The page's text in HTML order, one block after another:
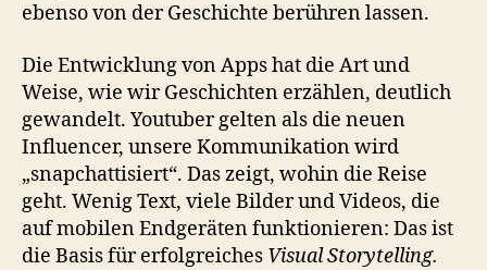
ebenso von der Geschichte berühren lassen.
Die Entwicklung von Apps hat die Art und
Weise, wie wir Geschichten erzählen, deutlich
gewandelt. Youtuber gelten als die neuen
Influencer, unsere Kommunikation wird
„snapchattisiert“. Das zeigt, wohin die Reise
geht. Wenig Text, viele Bilder und Videos, die
auf mobilen Endgeräten funktionieren: Das ist
die Basis für erfolgreiches VisualStorytelling.